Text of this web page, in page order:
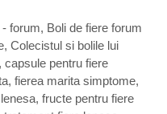
e
e
a
l
e
- forum, Boli de fiere forum
, Colecistul si bolile lui
, capsule pentru fiere
, fierea marita simptome,
, fructe pentru fiere